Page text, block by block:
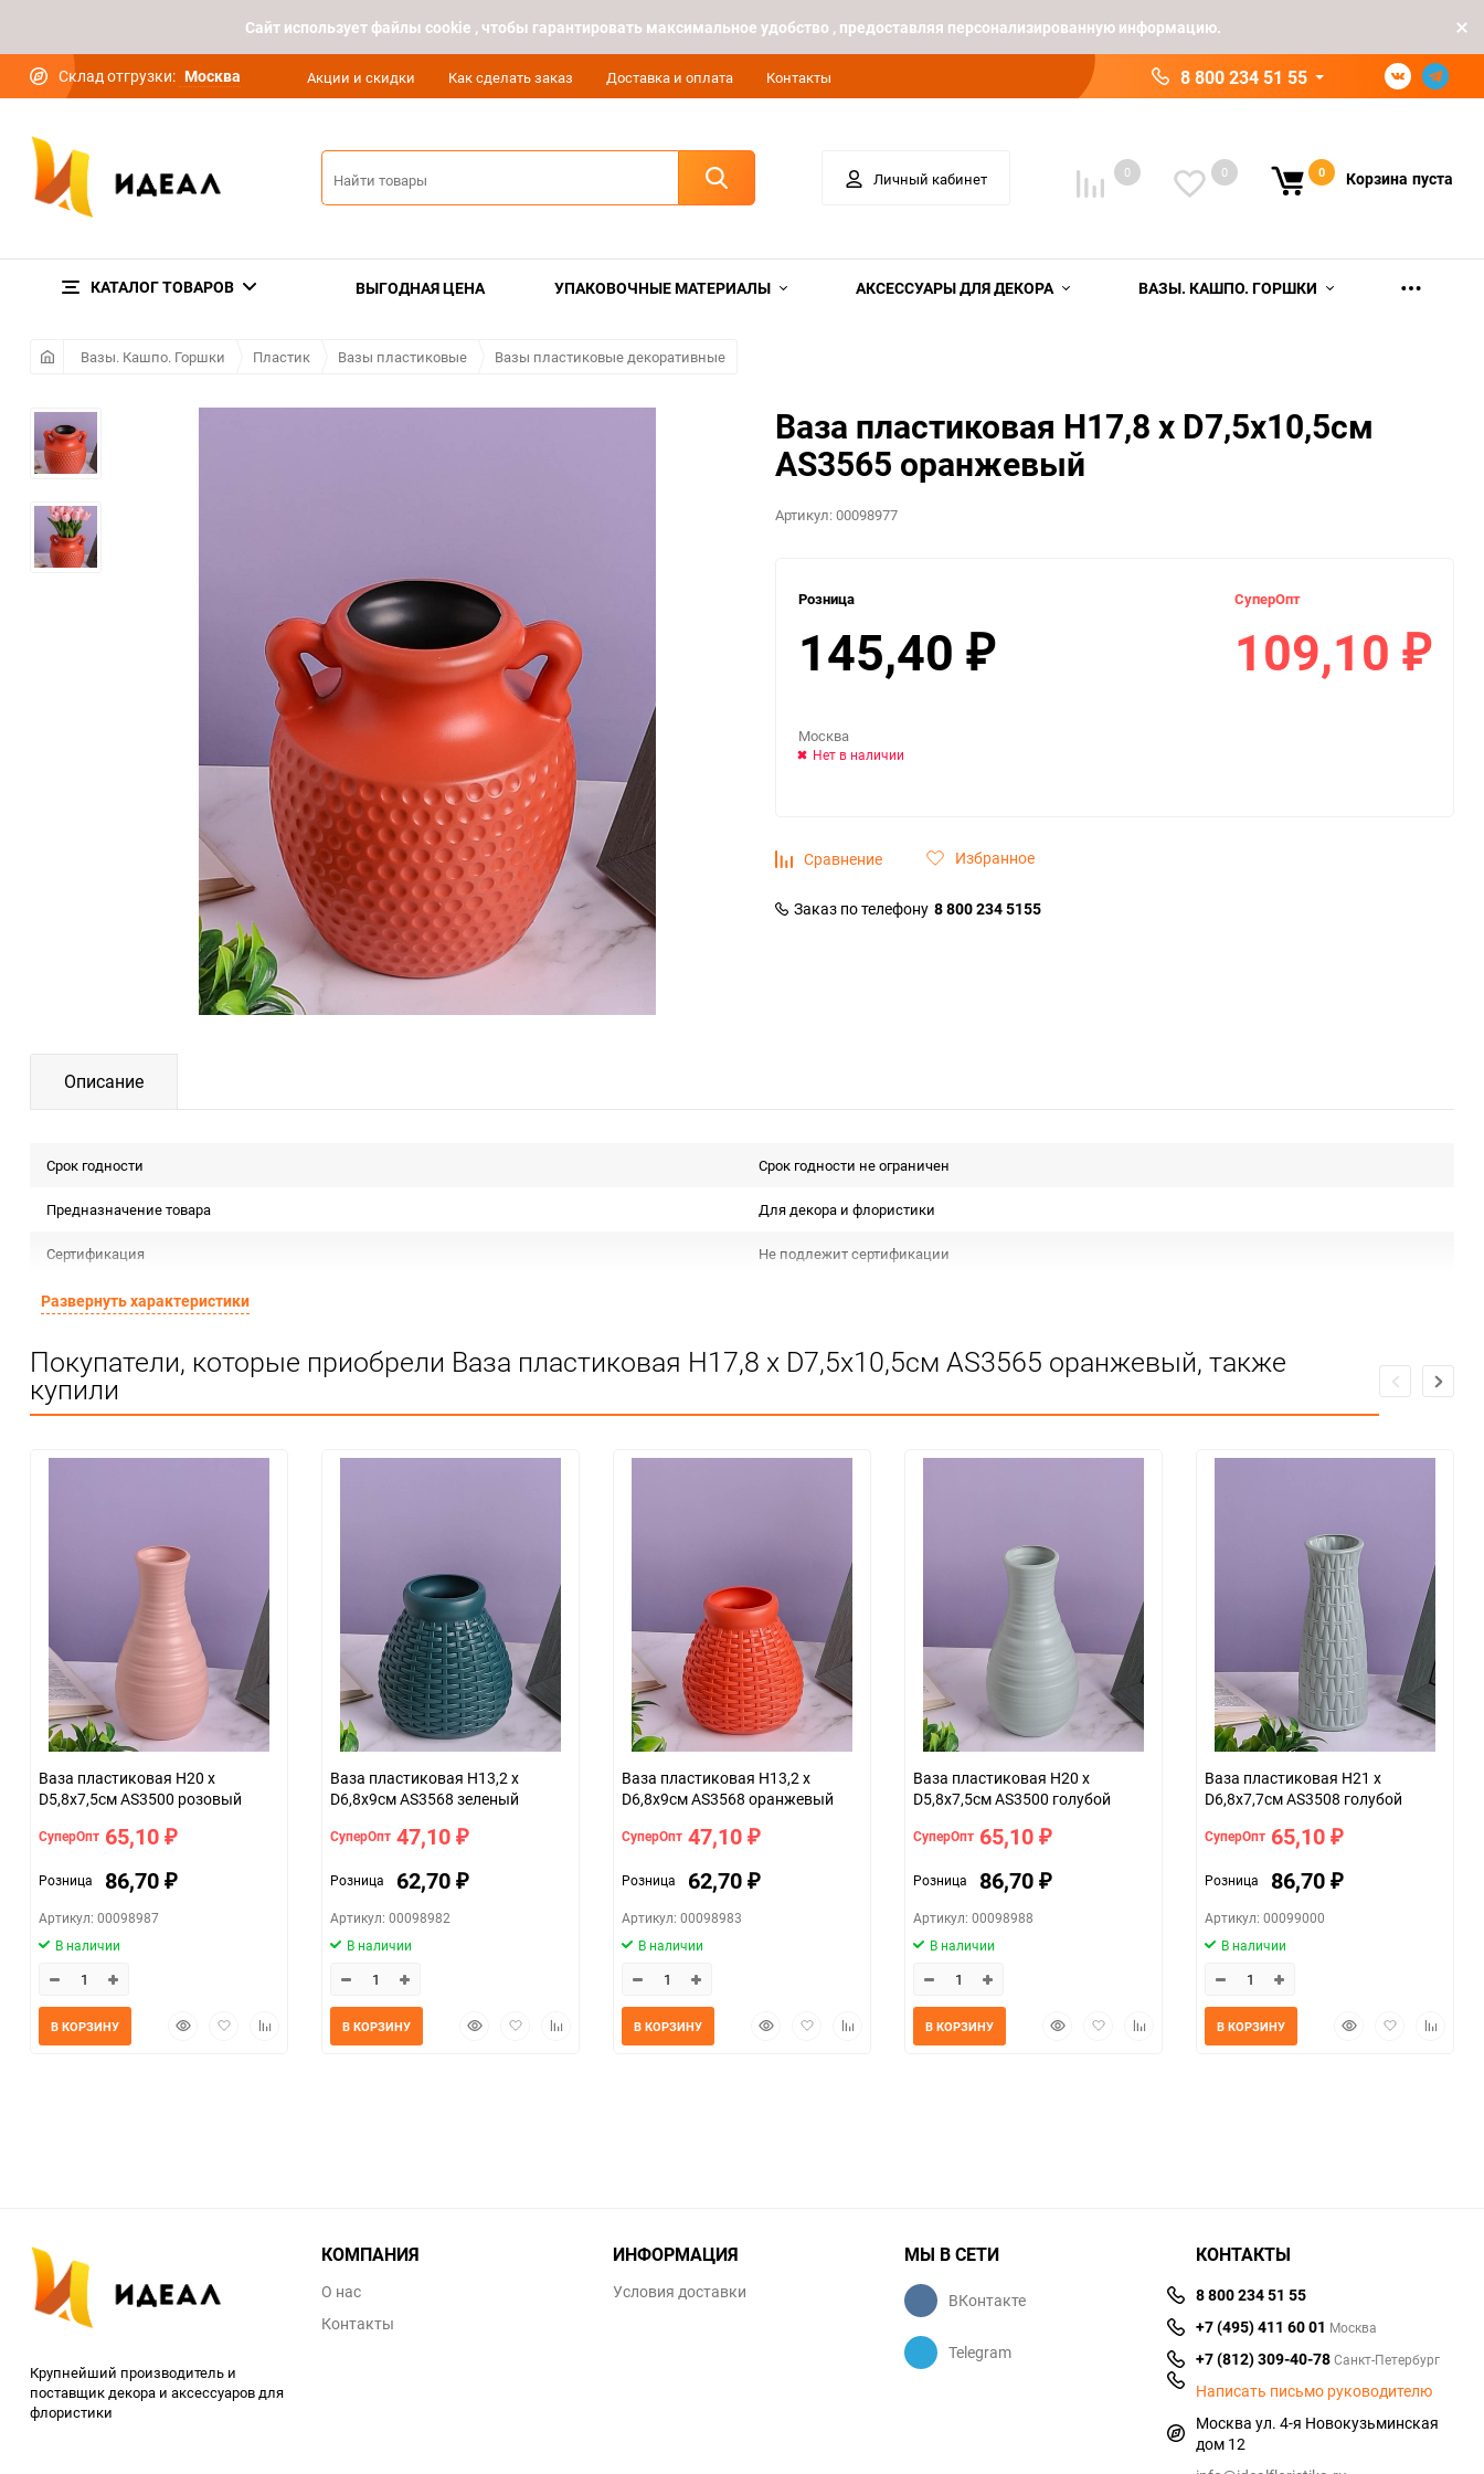
Cайт использует файлы cookie , чтобы гарантировать максимальное удобство , предоставляя персонализированную информацию.
Склад отгрузки: Москва Акции и скидки Как сделать заказ Доставка и оплата Контакты 8 800 234 51 55
Личный кабинет 0 0 0 Корзина пуста
КАТАЛОГ ТОВАРОВ ВЫГОДНАЯ ЦЕНА УПАКОВОЧНЫЕ МАТЕРИАЛЫ АКСЕССУАРЫ ДЛЯ ДЕКОРА ВАЗЫ. КАШПО. ГОРШКИ
Вазы. Кашпо. Горшки Пластик Вазы пластиковые Вазы пластиковые декоративные
Ваза пластиковая H17,8 х D7,5х10,5см
AS3565 оранжевый
Артикул:00098977
Розница
145,40 ₽
СуперОпт
109,10 ₽
Москва
Нет в наличии
Сравнение Избранное
Заказ по телефону 8 800 234 5155
Описание
Срок годности Срок годности не ограничен
Предназначение товара Для декора и флористики
Сертификация Не подлежит сертификации
Особые условия
Количество в коробке
Развернуть характеристики
Покупатели, которые приобрели Ваза пластиковая H17,8 х D7,5х10,5см AS3565 оранжевый, также
купили
Ваза пластиковая H20 х
D5,8х7,5см AS3500 розовый
СуперОпт 65,10 ₽
Розница 86,70 ₽
Артикул: 00098987
В наличии
БыстрыйДобавитьДобавить
В КОРЗИНУ
Ваза пластиковая H13,2 х
D6,8х9см AS3568 зеленый
СуперОпт 47,10 ₽
Розница 62,70 ₽
Артикул: 00098982
В наличии
БыстрыйДобавитьДобавить
В КОРЗИНУ
Ваза пластиковая H13,2 х
D6,8х9см AS3568 оранжевый
СуперОпт 47,10 ₽
Розница 62,70 ₽
Артикул: 00098983
В наличии
БыстрыйДобавитьДобавить
В КОРЗИНУ
Ваза пластиковая H20 х
D5,8х7,5см AS3500 голубой
СуперОпт 65,10 ₽
Розница 86,70 ₽
Артикул: 00098988
В наличии
БыстрыйДобавитьДобавить
В КОРЗИНУ
Ваза пластиковая H21 х
D6,8х7,7см AS3508 голубой
СуперОпт 65,10 ₽
Розница 86,70 ₽
Артикул: 00099000
В наличии
БыстрыйДобавить
В КОРЗИНУ
Крупнейший производитель и
поставщик декора и аксессуаров для
флористики
КОМПАНИЯ
О нас
Контакты
ИНФОРМАЦИЯ
Условия доставки
МЫ В СЕТИ
ВКонтакте
Telegram
КОНТАКТЫ
8 800 234 51 55
+7 (495) 411 60 01 Москва
+7 (812) 309-40-78Санкт-Петербург
Написать письмо руководителю
Москва ул. 4-я Новокузьминская
дом 12